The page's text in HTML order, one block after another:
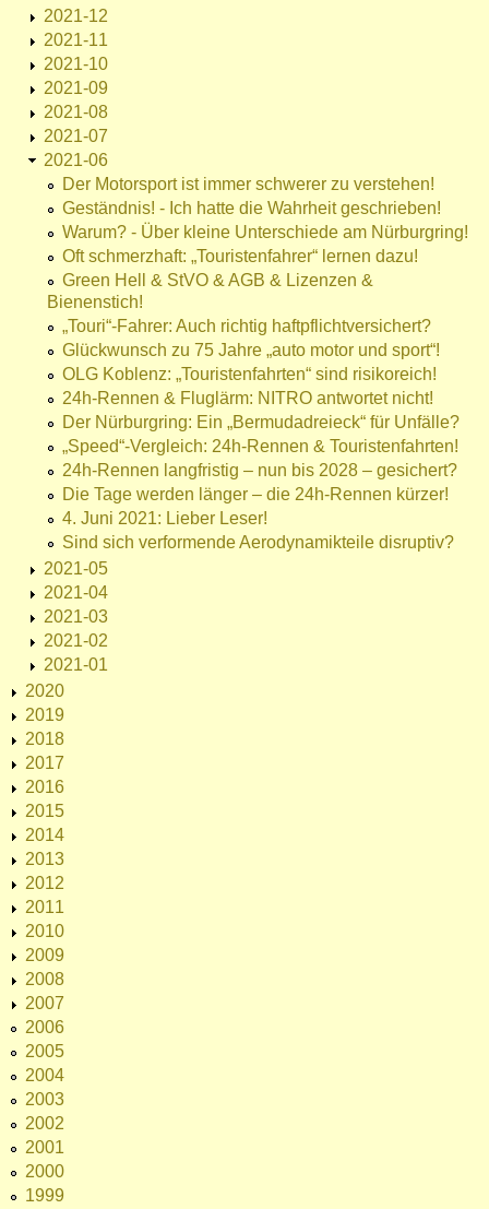
2021-12
2021-11
2021-10
2021-09
2021-08
2021-07
2021-06
Der Motorsport ist immer schwerer zu verstehen!
Geständnis! - Ich hatte die Wahrheit geschrieben!
Warum? - Über kleine Unterschiede am Nürburgring!
Oft schmerzhaft: „Touristenfahrer“ lernen dazu!
Green Hell & StVO & AGB & Lizenzen &
Bienenstich!
„Touri“-Fahrer: Auch richtig haftpflichtversichert?
Glückwunsch zu 75 Jahre „auto motor und sport“!
OLG Koblenz: „Touristenfahrten“ sind risikoreich!
24h-Rennen & Fluglärm: NITRO antwortet nicht!
Der Nürburgring: Ein „Bermudadreieck“ für Unfälle?
„Speed“-Vergleich: 24h-Rennen & Touristenfahrten!
24h-Rennen langfristig – nun bis 2028 – gesichert?
Die Tage werden länger – die 24h-Rennen kürzer!
4. Juni 2021: Lieber Leser!
Sind sich verformende Aerodynamikteile disruptiv?
2021-05
2021-04
2021-03
2021-02
2021-01
2020
2019
2018
2017
2016
2015
2014
2013
2012
2011
2010
2009
2008
2007
2006
2005
2004
2003
2002
2001
2000
1999